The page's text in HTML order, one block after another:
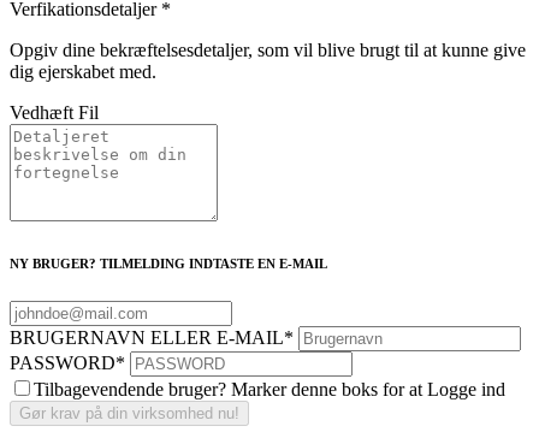
Verfikationsdetaljer *
Opgiv dine bekræftelsesdetaljer, som vil blive brugt til at kunne give
dig ejerskabet med.
Vedhæft Fil
NY BRUGER? TILMELDING INDTASTE EN E-MAIL
BRUGERNAVN ELLER E-MAIL*
PASSWORD*
Tilbagevendende bruger? Marker denne boks for at Logge ind